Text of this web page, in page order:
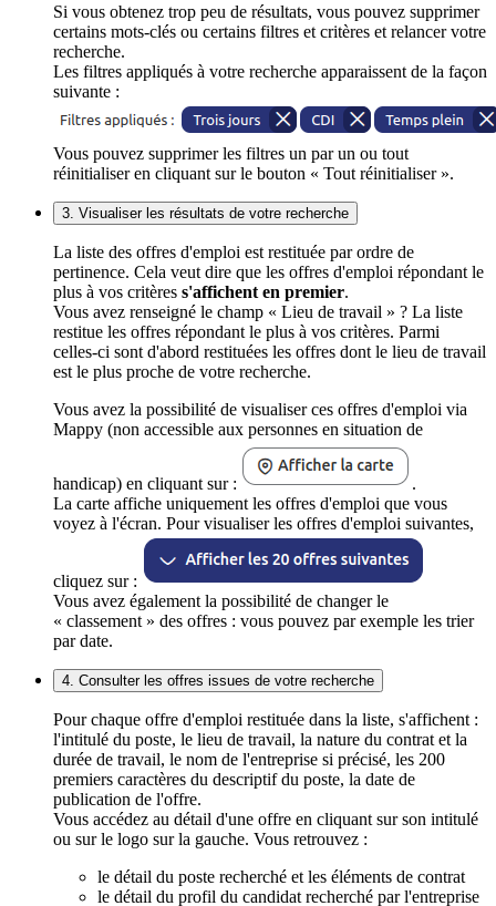
Si vous obtenez trop peu de résultats, vous pouvez supprimer
certains mots-clés ou certains filtres et critères et relancer votre
recherche.
Les filtres appliqués à votre recherche apparaissent de la façon
suivante :
Vous pouvez supprimer les filtres un par un ou tout
réinitialiser en cliquant sur le bouton « Tout réinitialiser ».
3. Visualiser les résultats de votre recherche
La liste des offres d'emploi est restituée par ordre de
pertinence. Cela veut dire que les offres d'emploi répondant le
plus à vos critères s'affichent en premier.
Vous avez renseigné le champ « Lieu de travail » ? La liste
restitue les offres répondant le plus à vos critères. Parmi
celles-ci sont d'abord restituées les offres dont le lieu de travail
est le plus proche de votre recherche.
Vous avez la possibilité de visualiser ces offres d'emploi via
Mappy (non accessible aux personnes en situation de
handicap) en cliquant sur :
.
La carte affiche uniquement les offres d'emploi que vous
voyez à l'écran. Pour visualiser les offres d'emploi suivantes,
cliquez sur :
Vous avez également la possibilité de changer le
« classement » des offres : vous pouvez par exemple les trier
par date.
4. Consulter les offres issues de votre recherche
Pour chaque offre d'emploi restituée dans la liste, s'affichent :
l'intitulé du poste, le lieu de travail, la nature du contrat et la
durée de travail, le nom de l'entreprise si précisé, les 200
premiers caractères du descriptif du poste, la date de
publication de l'offre.
Vous accédez au détail d'une offre en cliquant sur son intitulé
ou sur le logo sur la gauche. Vous retrouvez :
le détail du poste recherché et les éléments de contrat
le détail du profil du candidat recherché par l'entreprise